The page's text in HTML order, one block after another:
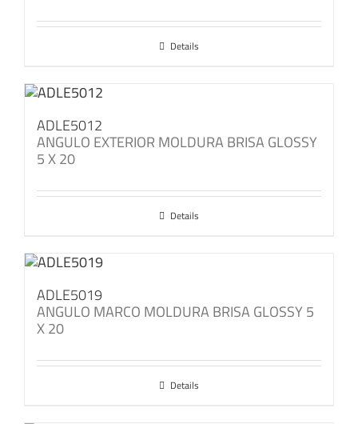
Details
ADLE5012
ANGULO EXTERIOR MOLDURA BRISA GLOSSY
5 X 20
Details
ADLE5019
ANGULO MARCO MOLDURA BRISA GLOSSY 5
X 20
Details